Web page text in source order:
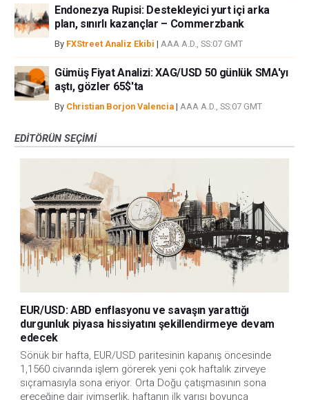
Endonezya Rupisi: Destekleyici yurt içi arka
plan, sınırlı kazançlar – Commerzbank
By FXStreet Analiz Ekibi | AAA A.D., SS:07 GMT
Gümüş Fiyat Analizi: XAG/USD 50 günlük SMA'yı
aştı, gözler 65$'ta
By Christian Borjon Valencia | AAA A.D., SS:07 GMT
EDITÖRÜN SEÇIMI
EUR/USD: ABD enflasyonu ve savaşın yarattığı
durgunluk piyasa hissiyatını şekillendirmeye devam
edecek
Sönük bir hafta, EUR/USD paritesinin kapanış öncesinde
1,1560 civarında işlem görerek yeni çok haftalık zirveye
sıçramasıyla sona eriyor. Orta Doğu çatışmasının sona
ereceğine dair iyimserlik, haftanın ilk yarısı boyunca